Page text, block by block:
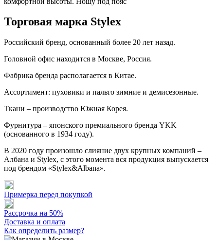
Торговая марка Stylex
Российский бренд, основанный более 20 лет назад.
Головной офис находится в Москве, Россия.
Фабрика бренда располагается в Китае.
Ассортимент: пуховики и пальто зимние и демисезонные.
Ткани – производство Южная Корея.
Фурнитура – японского премиального бренда YKK
(основанного в 1934 году).
В 2020 году произошло слияние двух крупных компаний –
Албана и Stylex, с этого момента вся продукция выпускается
под брендом «Stylex&Albana».
Примерка перед покупкой
Рассрочка на 50%
Доставка и оплата
Как определить размер?